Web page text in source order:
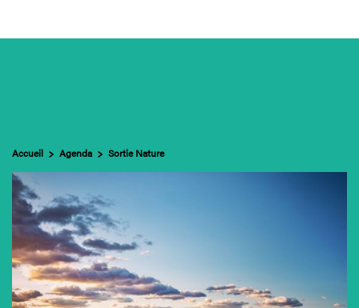
& visites
Accueil Agenda Sortie Nature